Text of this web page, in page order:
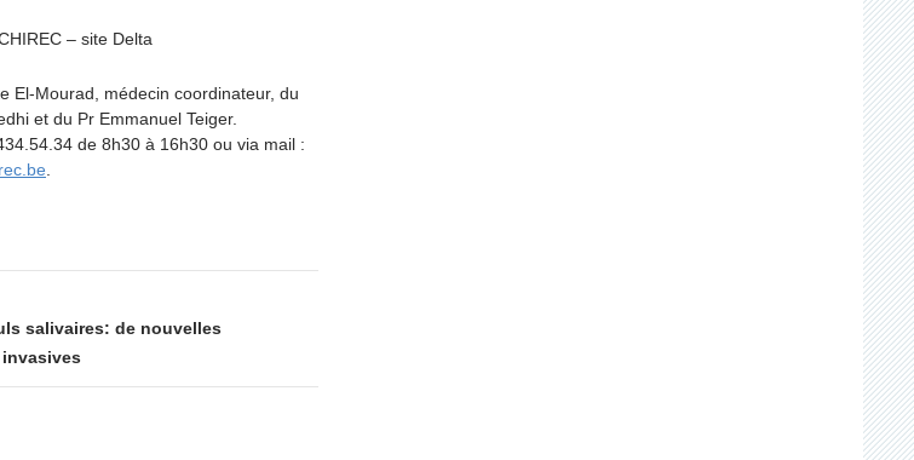
– site Delta
El-Mourad, médecin coordinateur, du
et du Pr Emmanuel Teiger.
de 8h30 à 16h30 ou via mail :
salivaires: de nouvelles